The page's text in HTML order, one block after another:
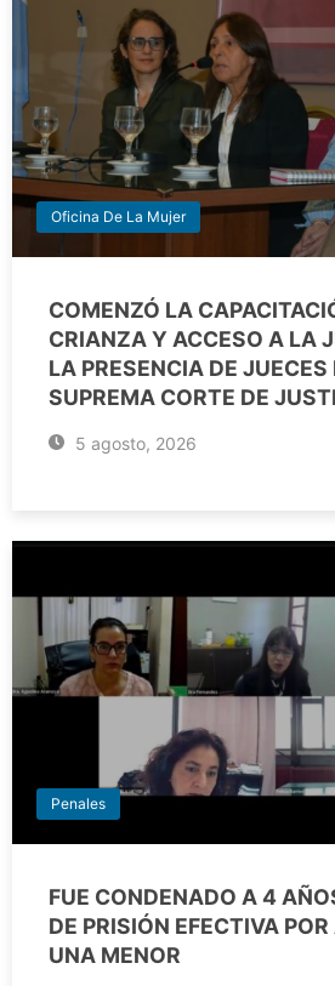
Oficina De La Mujer
COMENZÓ LA
CRIANZA Y ACCESO A LA
LA PRESENCIA DE JUECES
SUPREMA CORTE DE
5 agosto, 2026
Penales
FUE CONDENADO A 4
DE PRISIÓN EFECTIVA
UNA MENOR